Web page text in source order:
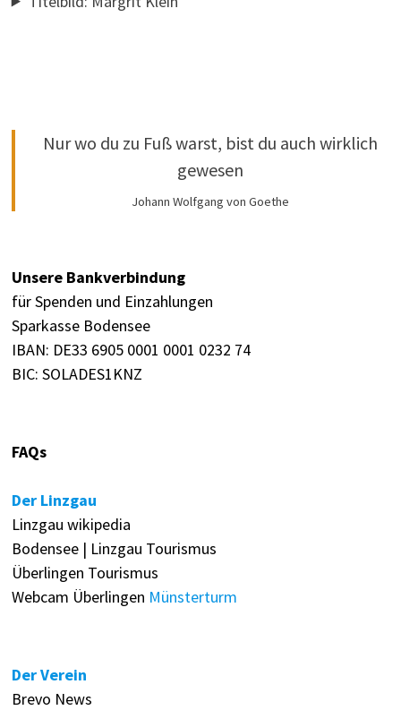
Nur wo du zu Fuß warst, bist du auch wirklich
gewesen
Johann Wolfgang von Goethe
Unsere Bankverbindung
für Spenden und Einzahlungen
Sparkasse Bodensee
IBAN: DE33 6905 0001 0001 0232 74
BIC: SOLADES1KNZ
FAQs
Der Linzgau
Linzgau wikipedia
Bodensee | Linzgau Tourismus
Überlingen Tourismus
Webcam Überlingen Münsterturm
Der Verein
Brevo News